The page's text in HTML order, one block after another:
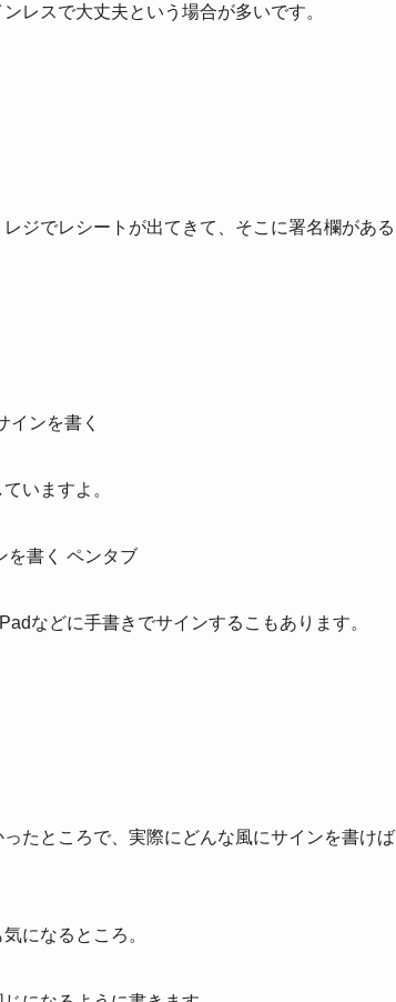
レスで大丈夫という場合が多いです。
ジでレシートが出てきて、そこに署名欄がある
いますよ。
などに手書きでサインするこもあります。
たところで、実際にどんな風にサインを書けば
になるところ。